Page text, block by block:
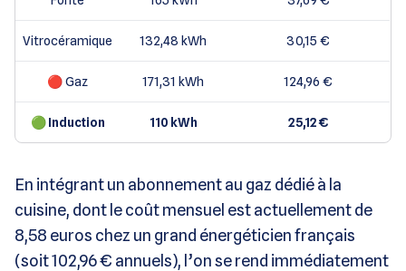
Vitrocéramique 132,48 kWh 30,15 €
🔴 Gaz 171,31 kWh 124,96 €
🟢 Induction 110 kWh 25,12 €
En intégrant un abonnement au gaz dédié à la
cuisine, dont le coût mensuel est actuellement de
8,58 euros chez un grand énergéticien français
(soit 102,96 € annuels), l’on se rend immédiatement